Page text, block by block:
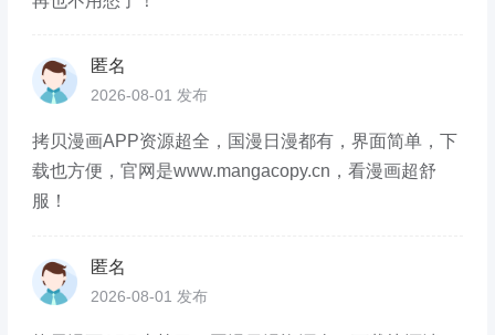
匿名
2026-08-01 发布
拷贝漫画APP资源超全，国漫日漫都有，界面简单，下
载也方便，官网是www.mangacopy.cn，看漫画超舒
服！
匿名
2026-08-01 发布